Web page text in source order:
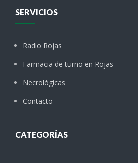
SERVICIOS
Radio Rojas
Farmacia de turno en Rojas
Necrológicas
Contacto
CATEGORÍAS